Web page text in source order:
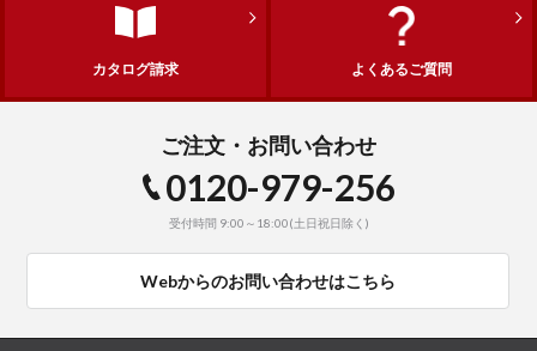
カタログ請求 よくあるご質問
ご注文・お問い合わせ
0120-979-256
受付時間 9:00～18:00(土日祝日除く)
Webからのお問い合わせはこちら